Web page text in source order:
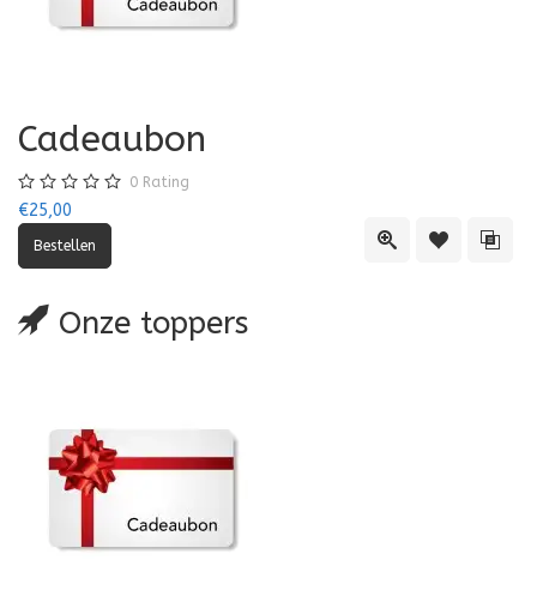
Quick ViewToevoegen
Cadeaubon
0 Rating
€25,00
Onze toppers